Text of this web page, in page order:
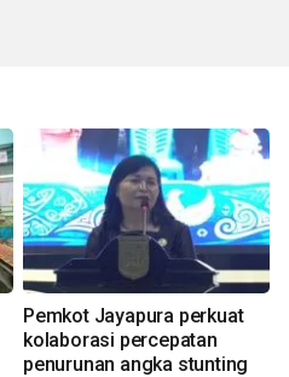
Pemkot Jayapura perkuat
kolaborasi percepatan
penurunan angka stunting